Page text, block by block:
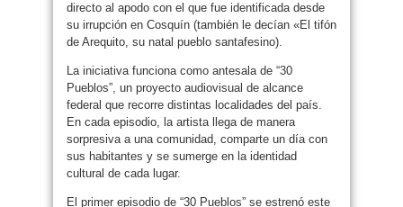
directo al apodo con el que fue identificada desde
su irrupción en Cosquín (también le decían «El tifón
de Arequito, su natal pueblo santafesino).
La iniciativa funciona como antesala de “30
Pueblos”, un proyecto audiovisual de alcance
federal que recorre distintas localidades del país.
En cada episodio, la artista llega de manera
sorpresiva a una comunidad, comparte un día con
sus habitantes y se sumerge en la identidad
cultural de cada lugar.
El primer episodio de “30 Pueblos” se estrenó este